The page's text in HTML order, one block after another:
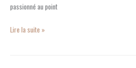
passionné au point
Lire la suite »